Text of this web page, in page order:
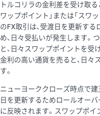
トルコリラの金利差を受け取
ワップポイント」または「スワ
のFX取引は、受渡日を更新す
め、日々受払いが発生します。
と、日々スワップポイントを受
金利の高い通貨を売ると、日々
す。
ニューヨーククローズ時点で
日を更新するためロールオーバ
に反映されます。スワップポイ